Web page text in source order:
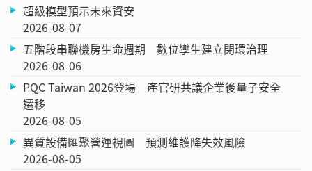
超級模型預示未來資安
2026-08-07
五階段串聯機房生命週期 數位孿生建立閉環治理
2026-08-06
PQC Taiwan 2026登場 產官研共議企業後量子安全
遷移
2026-08-05
異質設備匯聚營運視圖 預測維護降失效風險
2026-08-05